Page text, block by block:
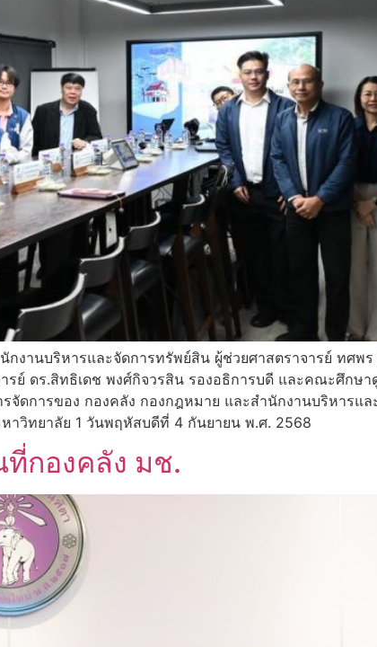
งานบริหารและจัดการทรัพย์สิน ผู้ช่วยศาสตราจารย์ ทศพร
ย์ ดร.สิทธิเดช พงศ์กิจวรสิน รองอธิการบดี และคณะศึกษา
จัดการของ กองคลัง กองกฎหมาย และสำนักงานบริหารแ
าวิทยาลัย 1 วันพฤหัสบดีที่ 4 กันยายน พ.ศ. 2568
กองคลัง มช.